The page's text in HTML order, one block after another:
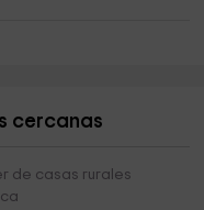
cercanas
de casas rurales